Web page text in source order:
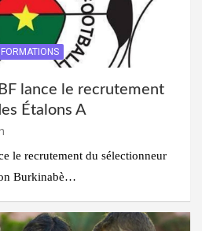
lance le recrutement
Étalons A
le recrutement du sélectionneur
Burkinabè…